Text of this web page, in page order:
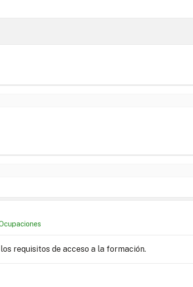
requisitos de acceso a la formación.